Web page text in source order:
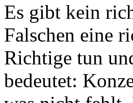
Es gibt kein
Falschen eine
Richtige tun
bedeutet: